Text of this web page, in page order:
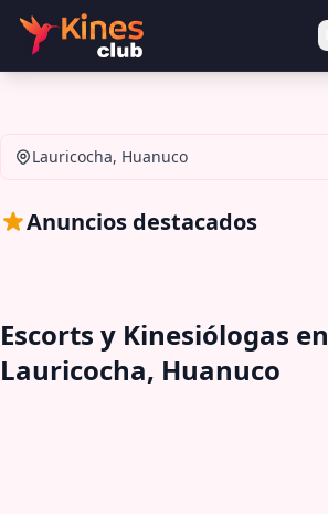
Lauricocha, Huanuco
Anuncios destacados
Escorts y Kinesiólogas en
Lauricocha, Huanuco